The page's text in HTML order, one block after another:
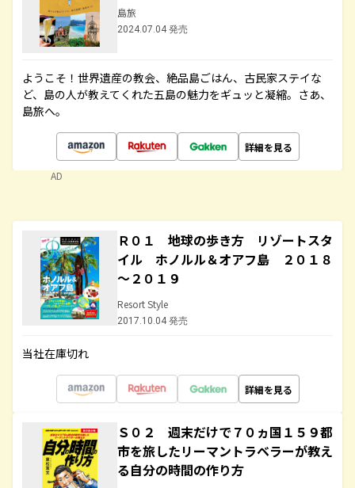
島旅
2024.07.04 発売
ようこそ！世界遺産の教会、絶品島ごはん、古民家ステイな
ど、島の人が教えてくれた五島の魅力をギュッと凝縮。さあ、
島旅へ。
詳細を見る
AD
Ｒ０１ 地球の歩き方 リゾートスタ
イル ホノルル＆オアフ島 ２０１８
～２０１９
Resort Style
2017.10.04 発売
当社在庫切れ
詳細を見る
Ｓ０２ 週末だけで７０ヵ国１５９都
市を旅したリーマントラベラーが教え
る自分の時間の作り方